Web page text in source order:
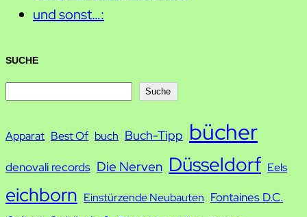
und sonst…:
SUCHE
c
Suche
Apparat Best Of buch Buch-Tipp bücher
denovali records Die Nerven Düsseldorf Eels
eichborn Einstürzende Neubauten Fontaines D.C.